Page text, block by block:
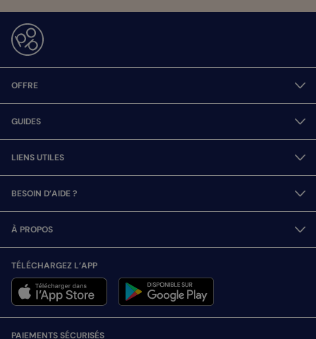
OFFRE
GUIDES
LIENS UTILES
BESOIN D’AIDE ?
À PROPOS
TÉLÉCHARGEZ L’APP
PAIEMENTS SÉCURISÉS